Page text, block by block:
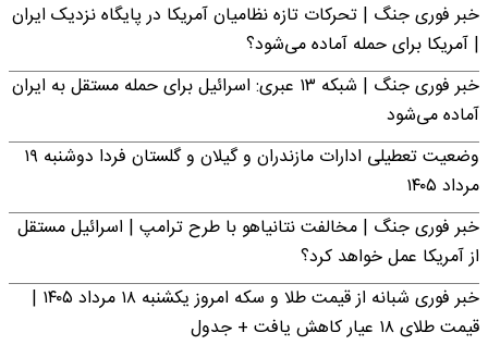
خبر فوری جنگ | تحرکات تازه نظامیان آمریکا در پایگاه نزدیک ایران
| آمریکا برای حمله آماده می‌شود؟
خبر فوری جنگ | شبکه ۱۳ عبری: اسرائیل برای حمله مستقل به ایران
آماده می‌شود
وضعیت تعطیلی ادارات مازندران و گیلان و گلستان فردا دوشنبه ۱۹
مرداد ۱۴۰۵
خبر فوری جنگ | مخالفت نتانیاهو با طرح ترامپ | اسرائیل مستقل
از آمریکا عمل خواهد کرد؟
خبر فوری شبانه از قیمت طلا و سکه امروز یکشنبه ۱۸ مرداد ۱۴۰۵ |
قیمت طلای ۱۸ عیار کاهش یافت + جدول